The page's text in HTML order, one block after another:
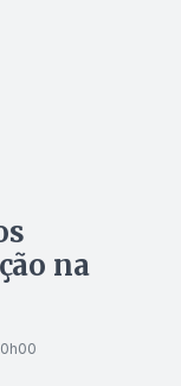
na